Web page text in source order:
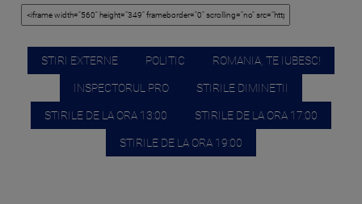
STIRI EXTERNE POLITIC ROMANIA, TE IUBESC!
INSPECTORUL PRO STIRILE DIMINETII
STIRILE DE LA ORA 13:00 STIRILE DE LA ORA 17:00
STIRILE DE LA ORA 19:00